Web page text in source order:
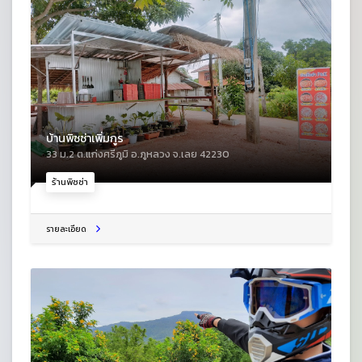
ร้านพิซซ่า
บ้านพิซซ่าเพิ่มกูร
33 ม.2 ต.แก่งศรีภูมิ อ.ภูหลวง จ.เลย 42230
รายละเอียด